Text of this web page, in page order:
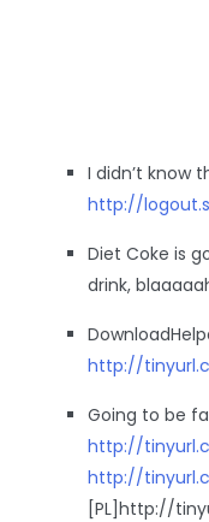
I didn’t know
http://
Diet Coke is
drink,
http://
Going to be
http://
http://
[PL]http://